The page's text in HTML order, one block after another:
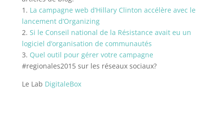
1. La campagne web d’Hillary Clinton accélère avec le
lancement d’Organizing
2. Si le Conseil national de la Résistance avait eu un
logiciel d’organisation de communautés
3. Quel outil pour gérer votre campagne
#regionales2015 sur les réseaux sociaux?
Le Lab DigitaleBox